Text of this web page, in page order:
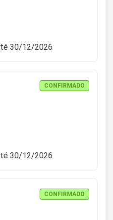
30/12/2026
CONFIRMADO
30/12/2026
CONFIRMADO